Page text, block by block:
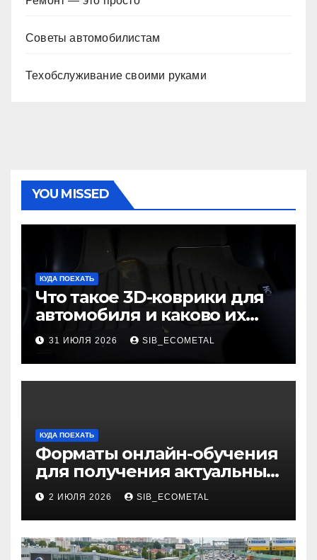
Советы автомобилистам
Техобслуживание своими руками
YOU MISSED
КУДА ПОЕХАТЬ
Что такое 3D-коврики для
автомобиля и каково их
основное назначение
31 ИЮЛЯ 2026 SIB_ECOMETAL
КУДА ПОЕХАТЬ
Форматы онлайн-обучения
для получения актуальных
профессий
2 ИЮЛЯ 2026 SIB_ECOMETAL